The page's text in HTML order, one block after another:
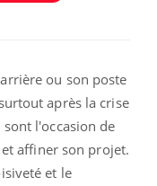
ou son poste
après la crise
l'occasion de
affiner son projet.
et le